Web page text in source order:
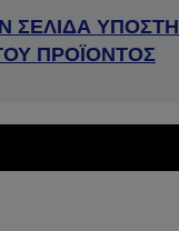
ΣΕΛΙΔΑ
ΠΡΟΪΟΝΤΟΣ